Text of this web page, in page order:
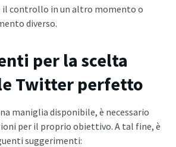
il controllo in un altro momento o
diverso.
per la scelta
Twitter perfetto
maniglia disponibile, è necessario
per il proprio obiettivo. A tal fine, è
suggerimenti: